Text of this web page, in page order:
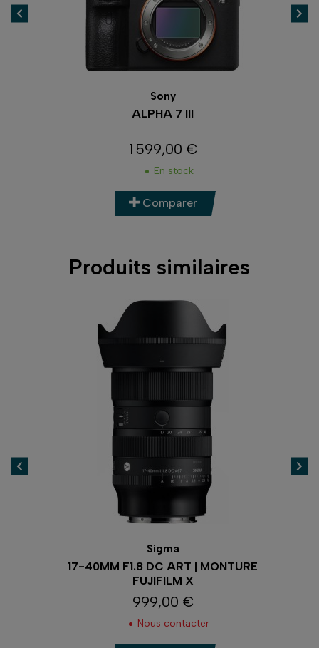
Sony
ALPHA 7 III
Prix
1 599,00 €
En stock
Comparer
Produits similaires
Sigma
17-40MM F1.8 DC ART | MONTURE
FUJIFILM X
Prix
999,00 €
Nous contacter